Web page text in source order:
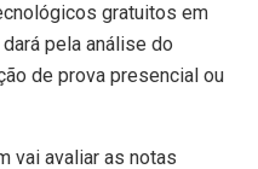
gratuitos em
pela análise do
de prova presencial ou
vai avaliar as notas